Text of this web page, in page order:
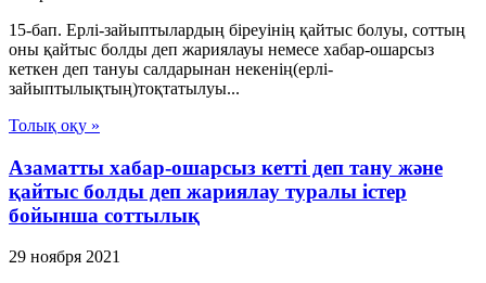
15-бап. Ерлі-зайыптылардың біреуінің қайтыс болуы, соттың
оны қайтыс болды деп жариялауы немесе хабар-ошарсыз
кеткен деп тануы салдарынан некенің(ерлі-
зайыптылықтың)тоқтатылуы...
Толық оқу »
Азаматты хабар-ошарсыз кетті деп тану және
қайтыс болды деп жариялау туралы істер
бойынша соттылық
29 ноября 2021